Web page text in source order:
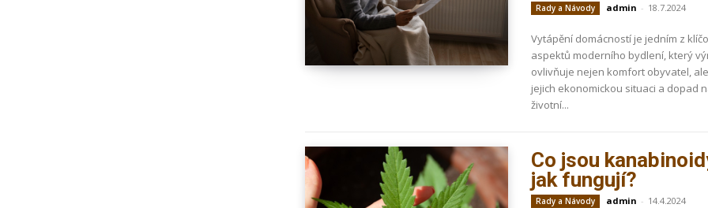
Rady a Návody admin - 18.7.2024
Vytápění domácností je jedním z
aspektů moderního bydlení, který
ovlivňuje nejen komfort obyvatel,
jejich ekonomickou situaci a dopad
životní...
Co jsou
jak fungují?
Rady a Návody admin - 14.4.2024